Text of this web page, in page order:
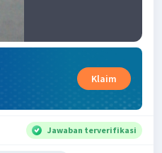
Klaim
Jawaban terverifikasi